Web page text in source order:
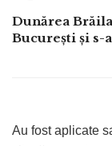
Dunărea
București și s-
Au fost aplicate